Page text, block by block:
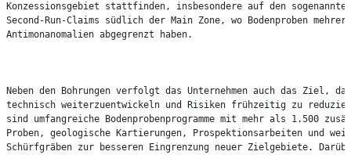
Konzessionsgebiet stattfinden, insbesondere auf den sogenannten
Second-Run-Claims südlich der Main Zone, wo Bodenproben
Antimonanomalien abgegrenzt haben.
Neben den Bohrungen verfolgt das Unternehmen auch das Ziel,
technisch weiterzuentwickeln und Risiken frühzeitig zu
sind umfangreiche Bodenprobenprogramme mit mehr als 1.500
Proben, geologische Kartierungen, Prospektionsarbeiten und
Schürfgräben zur besseren Eingrenzung neuer Zielgebiete.